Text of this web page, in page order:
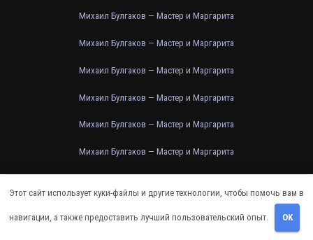
Михаил Булгаков — Мастер и Маргарита
Михаил Булгаков — Мастер и Маргарита
Михаил Булгаков — Мастер и Маргарита
Михаил Булгаков — Мастер и Маргарита
Михаил Булгаков — Мастер и Маргарита
Михаил Булгаков — Мастер и Маргарита
Этот сайт использует куки-файлы и другие технологии, чтобы помочь вам в
навигации, а также предоставить лучший пользовательский опыт. OK